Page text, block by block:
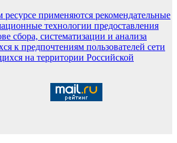
применяются рекомендательные
технологии предоставления
сбора, систематизации и анализа
к предпочтениям пользователей сети
на территории Российской